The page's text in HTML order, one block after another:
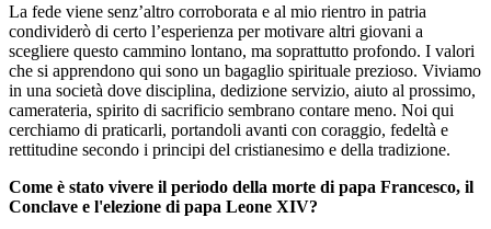
La fede viene senz’altro corroborata e al mio rientro in patria
condividerò di certo l’esperienza per motivare altri giovani a
scegliere questo cammino lontano, ma soprattutto profondo. I valori
che si apprendono qui sono un bagaglio spirituale prezioso. Viviamo
in una società dove disciplina, dedizione servizio, aiuto al prossimo,
camerateria, spirito di sacrificio sembrano contare meno. Noi qui
cerchiamo di praticarli, portandoli avanti con coraggio, fedeltà e
rettitudine secondo i principi del cristianesimo e della tradizione.
Come è stato vivere il periodo della morte di papa Francesco, il
Conclave e l'elezione di papa Leone XIV?